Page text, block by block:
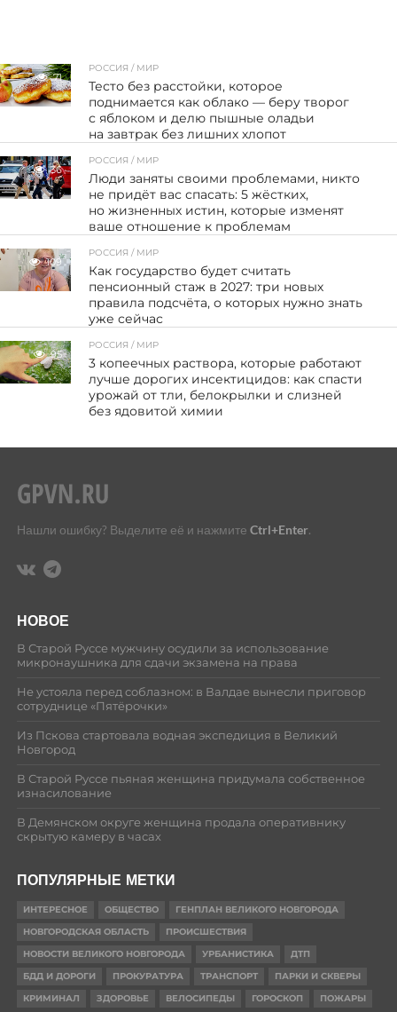
71
РОССИЯ / МИР
Тесто без расстойки, которое
поднимается как облако — беру творог
с яблоком и делю пышные оладьи
на завтрак без лишних хлопот
36
РОССИЯ / МИР
Люди заняты своими проблемами, никто
не придёт вас спасать: 5 жёстких,
но жизненных истин, которые изменят
ваше отношение к проблемам
109
РОССИЯ / МИР
Как государство будет считать
пенсионный стаж в 2027: три новых
правила подсчёта, о которых нужно знать
уже сейчас
95
РОССИЯ / МИР
3 копеечных раствора, которые работают
лучше дорогих инсектицидов: как спасти
урожай от тли, белокрылки и слизней
без ядовитой химии
Нашли ошибку? Выделите её и нажмите Ctrl+Enter.
НОВОЕ
В Старой Руссе мужчину осудили за использование
микронаушника для сдачи экзамена на права
Не устояла перед соблазном: в Валдае вынесли приговор
сотруднице «Пятёрочки»
Из Пскова стартовала водная экспедиция в Великий
Новгород
В Старой Руссе пьяная женщина придумала собственное
изнасилование
В Демянском округе женщина продала оперативнику
скрытую камеру в часах
ПОПУЛЯРНЫЕ МЕТКИ
ИНТЕРЕСНОЕ ОБЩЕСТВО
ГЕНПЛАН ВЕЛИКОГО НОВГОРОДА
НОВГОРОДСКАЯ ОБЛАСТЬ
ПРОИСШЕСТВИЯ
НОВОСТИ ВЕЛИКОГО НОВГОРОДА
УРБАНИСТИКА
ДТП
БДД И ДОРОГИ
ПРОКУРАТУРА ТРАНСПОРТ
ПАРКИ И СКВЕРЫ
КРИМИНАЛ
ЗДОРОВЬЕ ВЕЛОСИПЕДЫ ГОРОСКОП ПОЖАРЫ